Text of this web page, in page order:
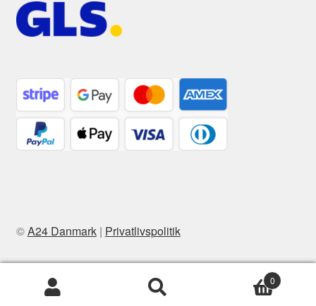
©A24 Danmark| Privatlivspolitik
0